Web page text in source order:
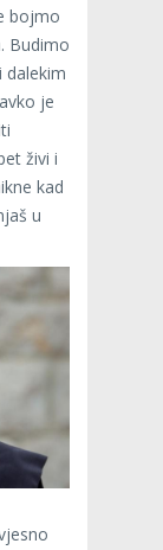
bojmo
Budimo
dalekim
je
živi i
kad
u